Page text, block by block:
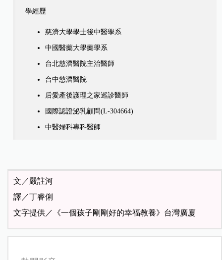
學經歷
慈濟大學學士後中醫學系
中國醫藥大學藥學系
台北慈濟醫院主治醫師
台中慈濟醫院
后愛產後護理之家巡診醫師
國際認證泌乳顧問(L-304664)
中醫婦科專科醫師
文／嚴註河
譯／丁睿俐
文字提供／《一個孩子剛剛好的幸福教養》台灣廣廈